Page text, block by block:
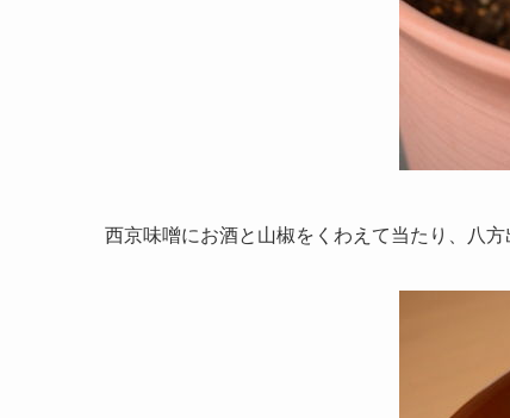
西京味噌にお酒と山椒をくわえて当たり、八